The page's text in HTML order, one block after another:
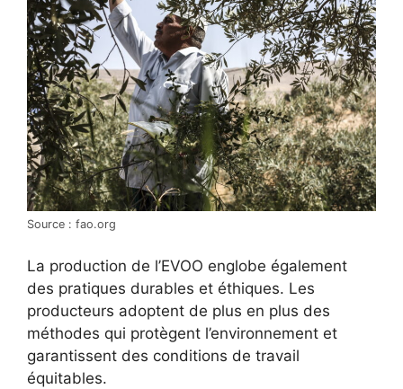
Source : fao.org
La production de l’EVOO englobe également
des pratiques durables et éthiques. Les
producteurs adoptent de plus en plus des
méthodes qui protègent l’environnement et
garantissent des conditions de travail
équitables.